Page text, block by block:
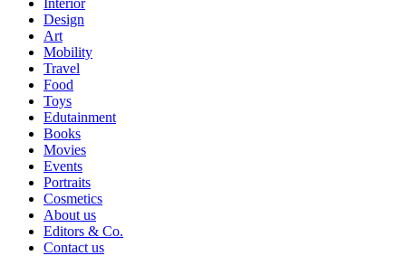
Interior
Design
Art
Mobility
Travel
Food
Toys
Edutainment
Books
Movies
Events
Portraits
Cosmetics
About us
Editors & Co.
Contact us